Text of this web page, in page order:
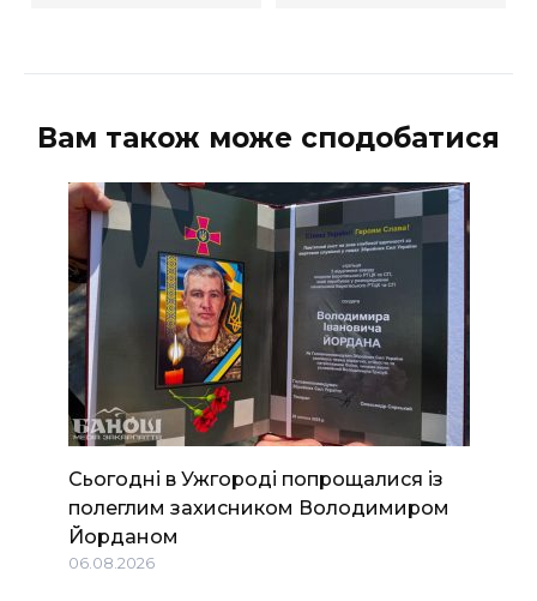
Вам також може сподобатися
Сьогодні в Ужгороді попрощалися із
полеглим захисником Володимиром
Йорданом
06.08.2026